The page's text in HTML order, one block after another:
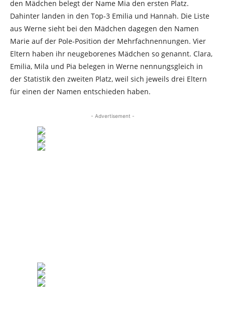
den Mädchen belegt der Name Mia den ersten Platz.
Dahinter landen in den Top-3 Emilia und Hannah. Die Liste
aus Werne sieht bei den Mädchen dagegen den Namen
Marie auf der Pole-Position der Mehrfachnennungen. Vier
Eltern haben ihr neugeborenes Mädchen so genannt. Clara,
Emilia, Mila und Pia belegen in Werne nennungsgleich in
der Statistik den zweiten Platz, weil sich jeweils drei Eltern
für einen der Namen entschieden haben.
- Advertisement -